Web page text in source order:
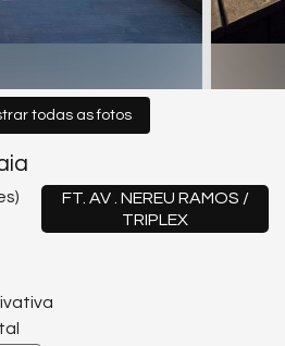
todas as fotos
FT. AV . NEREU RAMOS /
TRIPLEX